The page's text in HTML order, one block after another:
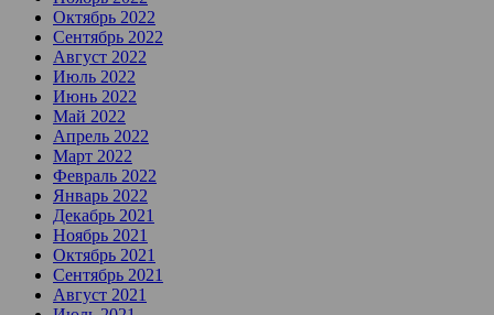
Октябрь 2022
Сентябрь 2022
Август 2022
Июль 2022
Июнь 2022
Май 2022
Апрель 2022
Март 2022
Февраль 2022
Январь 2022
Декабрь 2021
Ноябрь 2021
Октябрь 2021
Сентябрь 2021
Август 2021